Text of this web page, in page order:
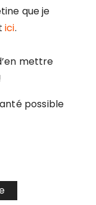
que je
ici.
mettre
possible